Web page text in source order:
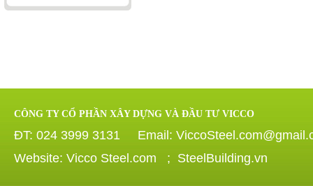
CÔNG TY CỔ PHẦN XÂY DỰNG VÀ ĐẦU TƯ VICCO
ĐT: 024 3999 3131 Email:
Website: Vicco Steel.com ; SteelBuilding.vn